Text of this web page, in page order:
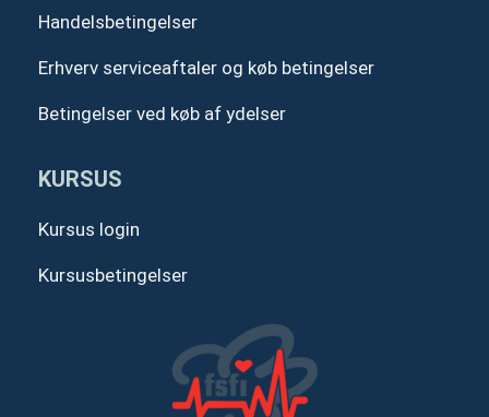
Handelsbetingelser
Erhverv serviceaftaler og køb betingelser
Betingelser ved køb af ydelser
KURSUS
Kursus login
Kursusbetingelser